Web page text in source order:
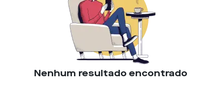
Nenhum resultado encontrado